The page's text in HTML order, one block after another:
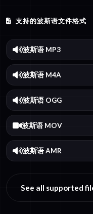
支持的波斯语文件格式
波斯语 MP3
波斯语 M4A
波斯语 OGG
波斯语 MOV
波斯语 AMR
See all supported